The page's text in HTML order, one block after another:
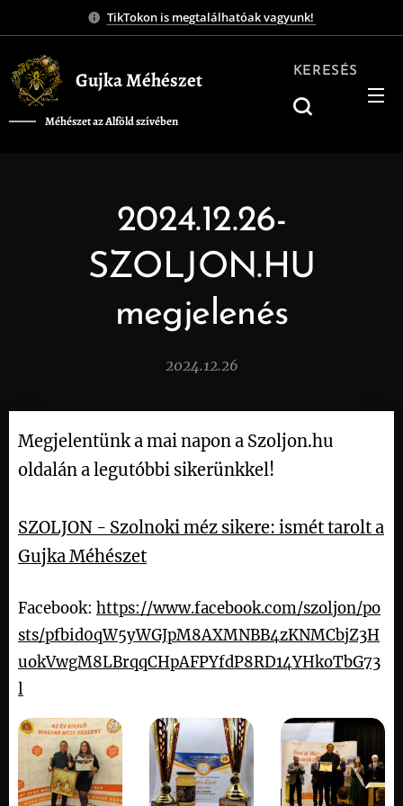
TikTokon is megtalálhatóak vagyunk!
Gujka Méhészet
Méhészet az Alföld szívében
KERESÉS
2024.12.26-
SZOLJON.HU
megjelenés
2024.12.26
Megjelentünk a mai napon a Szoljon.hu
oldalán a legutóbbi sikerünkkel!
SZOLJON - Szolnoki méz sikere: ismét tarolt a
Gujka Méhészet
Facebook: https://www.facebook.com/szoljon/po
sts/pfbid0qW5yWGJpM8AXMNBB4zKNMCbjZ3H
uokVwgM8LBrqqCHpAFPYfdP8RD14YHkoTbG73
l